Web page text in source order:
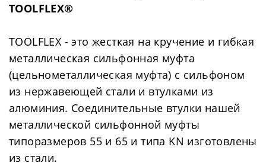
TOOLFLEX®
TOOLFLEX - это жесткая на кручение и гибкая
металлическая сильфонная муфта
(цельнометаллическая муфта) с сильфоном
из нержавеющей стали и втулками из
алюминия. Соединительные втулки нашей
металлической сильфонной муфты
типоразмеров 55 и 65 и типа KN изготовлены
из стали.